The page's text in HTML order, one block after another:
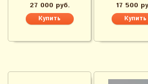
27 000 руб. 17 500